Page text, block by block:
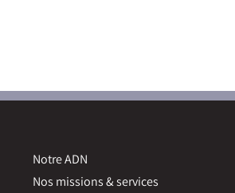
Notre ADN
Nos missions & services